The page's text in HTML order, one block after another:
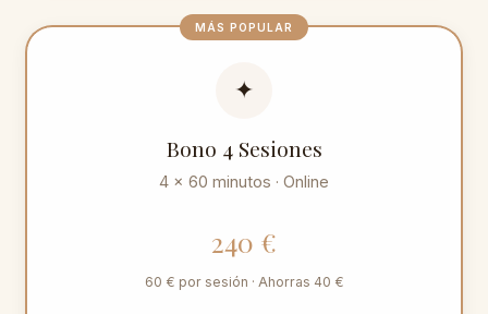
MÁS POPULAR
✦
Bono 4 Sesiones
4 × 60 minutos · Online
240 €
60 € por sesión · Ahorras 40 €